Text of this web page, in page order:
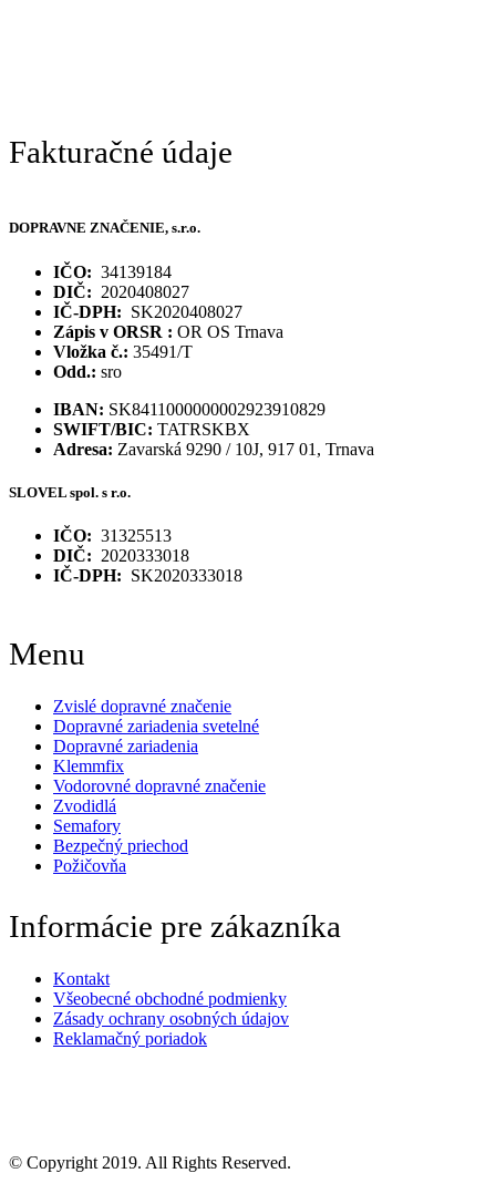
Fakturačné údaje
DOPRAVNE ZNAČENIE, s.r.o.
IČO: 34139184
DIČ: 2020408027
IČ-DPH: SK2020408027
Zápis v ORSR : OR OS Trnava
Vložka č.: 35491/T
Odd.: sro
IBAN: SK8411000000002923910829
SWIFT/BIC: TATRSKBX
Adresa: Zavarská 9290 / 10J, 917 01, Trnava
SLOVEL spol. s r.o.
IČO: 31325513
DIČ: 2020333018
IČ-DPH: SK2020333018
Menu
Zvislé dopravné značenie
Dopravné zariadenia svetelné
Dopravné zariadenia
Klemmfix
Vodorovné dopravné značenie
Zvodidlá
Semafory
Bezpečný priechod
Požičovňa
Informácie pre zákazníka
Kontakt
Všeobecné obchodné podmienky
Zásady ochrany osobných údajov
Reklamačný poriadok
© Copyright 2019. All Rights Reserved.